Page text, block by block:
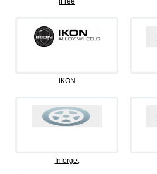
IKON
Inforget